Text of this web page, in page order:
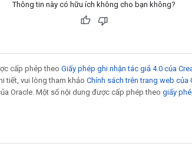
Thông tin này có hữu ích không cho bạn không?
cấp phép theo Giấy phép ghi nhận tác giả 4.0 của
tiết, vui lòng tham khảo Chính sách trên trang web
Oracle. Một số nội dung được cấp phép theo giấy